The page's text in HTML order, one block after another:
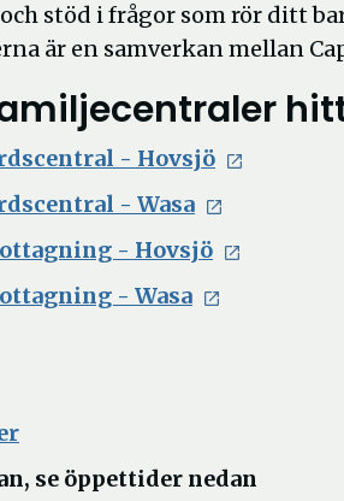
stöd i frågor som rör ditt
är en samverkan mellan
- Hovsjö
- Wasa
- Hovsjö
- Wasa
se öppettider nedan